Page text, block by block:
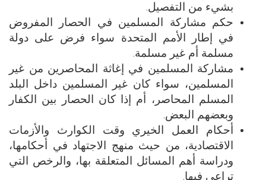
بشيء من التفصيل.
حكم مشاركة المسلمين في الحصار المفروض
في إطار الأمم المتحدة سواء فرض على دولة
مسلمة أم غير مسلمة.
مشاركة المسلمين في إغاثة المحاصرين من غير
المسلمين، سواء كان غير المسلمين داخل البلد
المسلم المحاصر، أم إذا كان الحصار بين الكفار
وبعضهم البعض.
أحكام العمل الخيري وقت الكوارث والأزمات
الاقتصادية، من حيث منهج الاجتهاد في أحكامها،
ودراسة أهم المسائل المتعلقة بها، والرخص التي
تراعي فيها.